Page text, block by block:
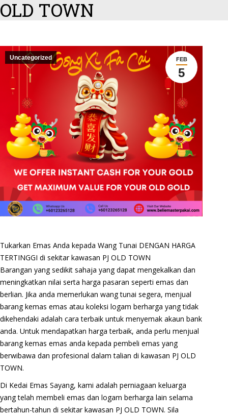
OLD TOWN
FEB
5
Uncategorized
Tukarkan Emas Anda kepada Wang Tunai DENGAN HARGA
TERTINGGI di sekitar kawasan PJ OLD TOWN
Barangan yang sedikit sahaja yang dapat mengekalkan dan
meningkatkan nilai serta harga pasaran seperti emas dan
berlian. Jika anda memerlukan wang tunai segera, menjual
barang kemas emas atau koleksi logam berharga yang tidak
dikehendaki adalah cara terbaik untuk menyemak akaun bank
anda. Untuk mendapatkan harga terbaik, anda perlu menjual
barang kemas emas anda kepada pembeli emas yang
berwibawa dan profesional dalam talian di kawasan PJ OLD
TOWN.
Di Kedai Emas Sayang, kami adalah perniagaan keluarga
yang telah membeli emas dan logam berharga lain selama
bertahun-tahun di sekitar kawasan PJ OLD TOWN. Sila